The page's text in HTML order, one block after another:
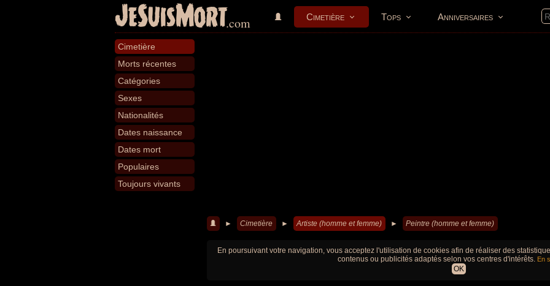
JeSuisMort.com Cimetière Tops Anniversaires
Cimetière
Morts récentes
Catégories
Sexes
Nationalités
Dates naissance
Dates mort
Populaires
Toujours vivants
► Cimetière ► Artiste (homme et femme) ► Peintre (homme et femme)
En poursuivant votre navigation, vous acceptez l'utilisation de cookies afin de réaliser des
contenus ou publicités adaptés selon vos centres d'intérêts. En
OK